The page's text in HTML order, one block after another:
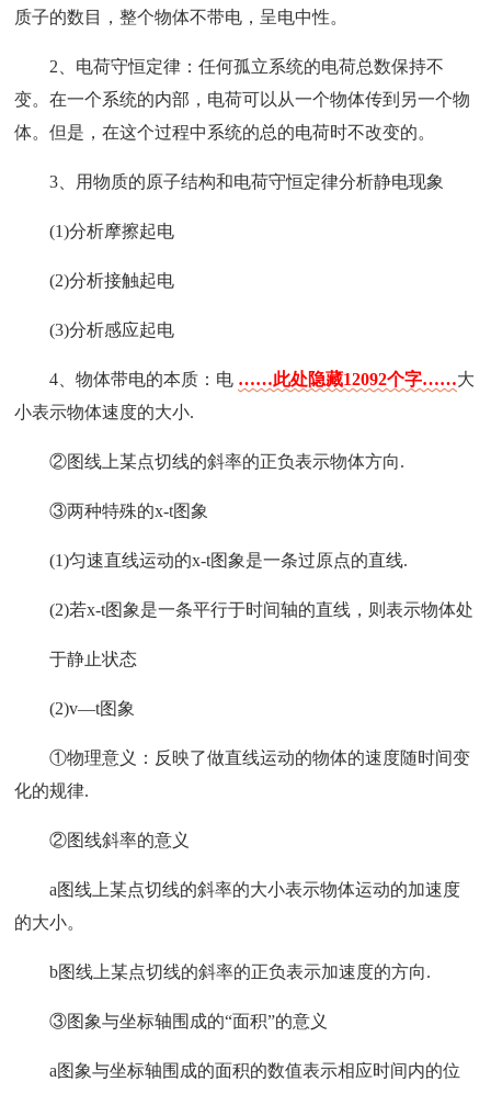
质子的数目，整个物体不带电，呈电中性。
2、电荷守恒定律：任何孤立系统的电荷总数保持不
变。在一个系统的内部，电荷可以从一个物体传到另一个物
体。但是，在这个过程中系统的总的电荷时不改变的。
3、用物质的原子结构和电荷守恒定律分析静电现象
(1)分析摩擦起电
(2)分析接触起电
(3)分析感应起电
4、物体带电的本质：电 ……此处隐藏12092个字……大
小表示物体速度的大小.
②图线上某点切线的斜率的正负表示物体方向.
③两种特殊的x-t图象
(1)匀速直线运动的x-t图象是一条过原点的直线.
(2)若x-t图象是一条平行于时间轴的直线，则表示物体处
于静止状态
(2)v—t图象
①物理意义：反映了做直线运动的物体的速度随时间变
化的规律.
②图线斜率的意义
a图线上某点切线的斜率的大小表示物体运动的加速度
的大小。
b图线上某点切线的斜率的正负表示加速度的方向.
③图象与坐标轴围成的“面积”的意义
a图象与坐标轴围成的面积的数值表示相应时间内的位